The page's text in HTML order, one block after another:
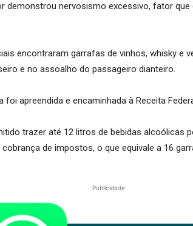
demonstrou nervosismo excessivo, fator
encontraram garrafas de vinhos, whisky e
e no assoalho do passageiro dianteiro.
foi apreendida e encaminhada à Receita
trazer até 12 litros de bebidas alcoólicas
de impostos, o que equivale a 16
Publicidade